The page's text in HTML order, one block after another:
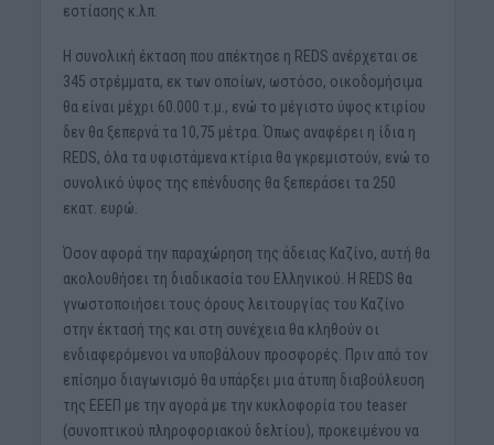
εστίασης κ.λπ.
Η συνολική έκταση που απέκτησε η REDS ανέρχεται σε
345 στρέμματα, εκ των οποίων, ωστόσο, οικοδομήσιμα
θα είναι μέχρι 60.000 τ.μ., ενώ το μέγιστο ύψος κτιρίου
δεν θα ξεπερνά τα 10,75 μέτρα. Όπως αναφέρει η ίδια η
REDS, όλα τα υφιστάμενα κτίρια θα γκρεμιστούν, ενώ το
συνολικό ύψος της επένδυσης θα ξεπεράσει τα 250
εκατ. ευρώ.
Όσον αφορά την παραχώρηση της άδειας Καζίνο, αυτή θα
ακολουθήσει τη διαδικασία του Ελληνικού. Η REDS θα
γνωστοποιήσει τους όρους λειτουργίας του Καζίνο
στην έκτασή της και στη συνέχεια θα κληθούν οι
ενδιαφερόμενοι να υποβάλουν προσφορές. Πριν από τον
επίσημο διαγωνισμό θα υπάρξει μια άτυπη διαβούλευση
της ΕΕΕΠ με την αγορά με την κυκλοφορία του teaser
(συνοπτικού πληροφοριακού δελτίου), προκειμένου να